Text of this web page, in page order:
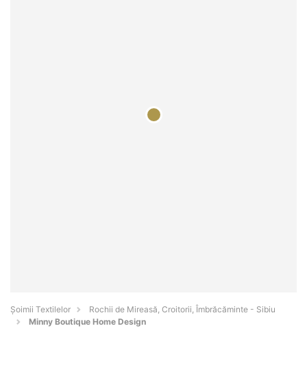
Șoimii Textilelor
Rochii de Mireasă, Croitorii, Îmbrăcăminte - Sibiu
Minny Boutique Home Design